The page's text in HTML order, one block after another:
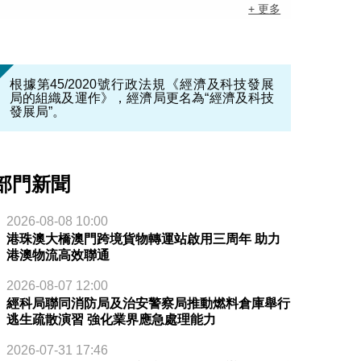
+ 更多
根據第45/2020號行政法規《經濟及科技發展
局的組織及運作》，經濟局更名為“經濟及科技
發展局”。
門新聞
2026-08-08 10:00
港珠澳大橋澳門跨境貨物轉運站啟用三周年 助力
港澳物流高效聯通
2026-08-07 12:00
經科局聯同消防局及治安警察局推動燃料倉庫舉行
逃生疏散演習 強化業界應急處理能力
2026-07-31 17:46